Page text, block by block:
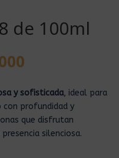
de 100ml
y sofisticada, ideal para
con profundidad y
que disfrutan
silenciosa.